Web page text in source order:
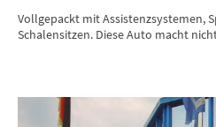
Vollgepackt mit Assistenzsystemen,
Schalensitzen. Diese Auto macht